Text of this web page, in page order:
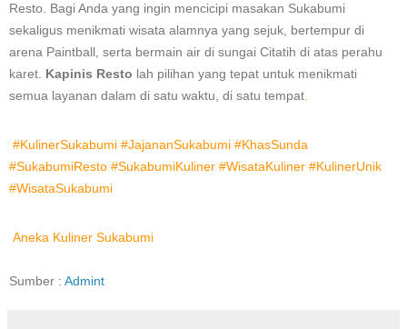
Resto. Bagi Anda yang ingin mencicipi masakan Sukabumi
sekaligus menikmati wisata alamnya yang sejuk, bertempur di
arena Paintball, serta bermain air di sungai Citatih di atas perahu
karet. Kapinis Resto lah pilihan yang tepat untuk menikmati
semua layanan dalam di satu waktu, di satu tempat.
#KulinerSukabumi #JajananSukabumi #KhasSunda
#SukabumiResto #SukabumiKuliner #WisataKuliner #KulinerUnik
#WisataSukabumi
P
o
Aneka Kuliner Sukabumi
Sumber : Admint